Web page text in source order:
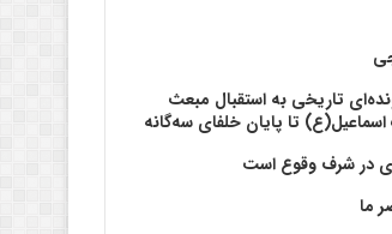
تاریخی به استقبال مبعث
تا پایان خلفای سه‌گانه
در شرف وقوع است
ما